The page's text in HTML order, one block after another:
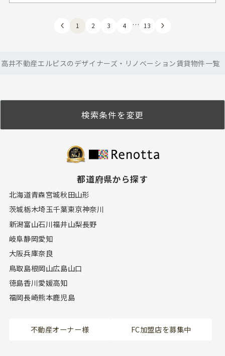
1 2 3 4 … 13
高井不動産エルピスのデザイナーズ・リノベーション賃貸物件一覧
検索条件を変更
都道府県から探す
北海道青森宮城秋田山形
茨城栃木埼玉千葉東京神奈川
新潟富山石川福井山梨長野
岐阜静岡愛知
大阪兵庫奈良
鳥取島根岡山広島山口
徳島香川愛媛高知
福岡長崎熊本鹿児島
不動産オーナー様 FC加盟店を募集中